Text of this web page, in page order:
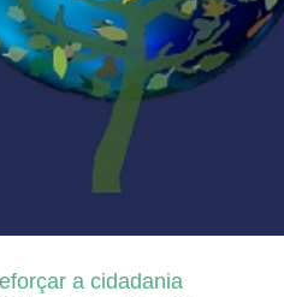
a cidadania